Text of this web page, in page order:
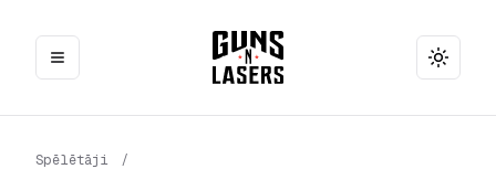
Toggle
Spēlētāji
/